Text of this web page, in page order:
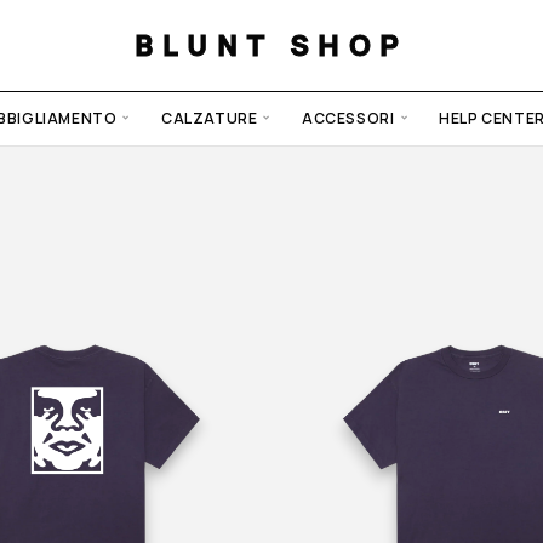
BLUNT SHOP
CALZATURE ACCESSORI HELP